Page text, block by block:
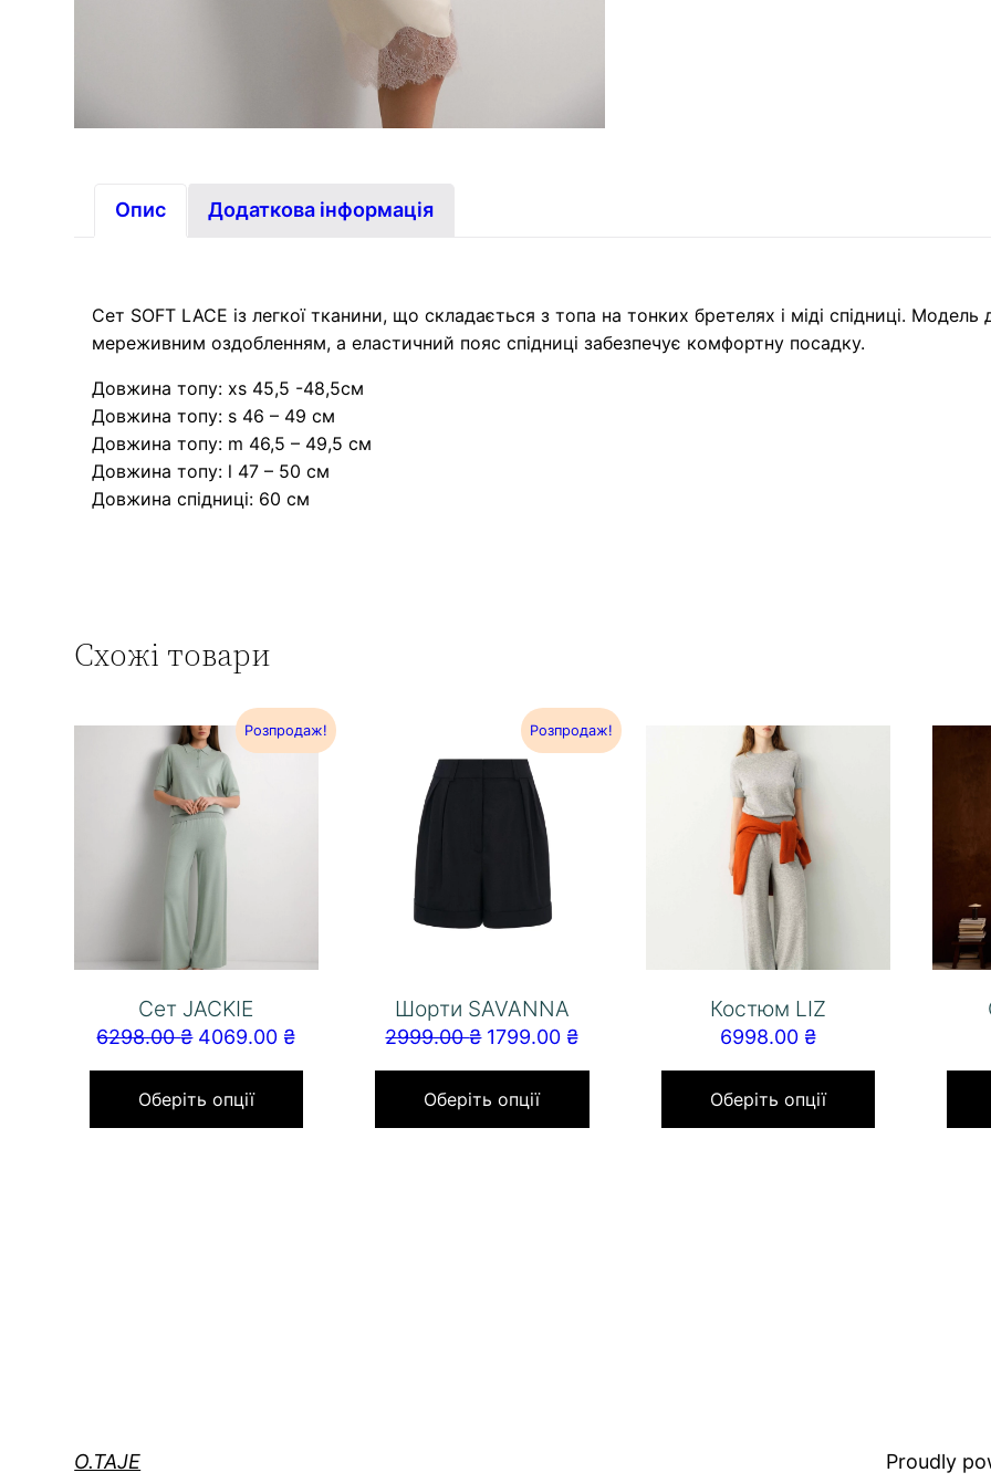
Опис Додаткова інформація
Сет SOFT LACE із легкої тканини, що складається з топа на тонких бретелях і міді спідниці. Модель
мереживним оздобленням, а еластичний пояс спідниці забезпечує комфортну посадку.
Довжина топу: xs 45,5 -48,5см
Довжина топу: s 46 – 49 см
Довжина топу: m 46,5 – 49,5 см
Довжина топу: l 47 – 50 см
Довжина спідниці: 60 см
Схожі товари
Розпродаж!
Сет JACKIE
6298.00₴ 4069.00 ₴
Оберіть опції
Розпродаж!
Шорти SAVANNA
2999.00₴ 1799.00 ₴
Оберіть опції
Костюм LIZ
6998.00 ₴
Оберіть опції
O.TAJE Proudly